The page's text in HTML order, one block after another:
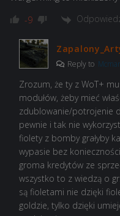
-9
Reply to
Zrozum, że ty z WoT+
modułów, żeby mieć
zdublowanie/potrojenie
pewnie i tak nie
fiolety z bomby grałyby
wypasie bez
groma kredytów ze
wszystko to z wiedzą o
są fioletami nie dzięki
goldzie, tylko dzięki